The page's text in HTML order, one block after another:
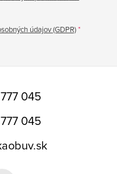
údajov (GDPR)
045
045